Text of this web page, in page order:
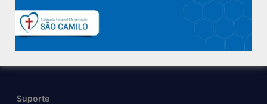
Diretorias
Políticas e Normas
Trabalhe Conosco
Suporte